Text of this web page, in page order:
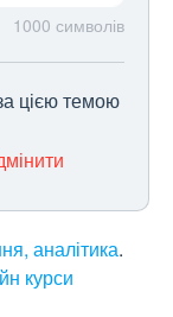
1000 символів
цією темою
аналітика
курси